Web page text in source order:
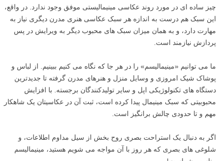
چیز ساده ای در مورد روند عکاسی مینیمالیستی موفق وجود ندارد. در واقع،
این سبک هم درست به اندازه هر سبک عکاسی هنری مدرن دیگری نیاز به
مهارت دارد، و به همان میزان سبک های محبوب دیگر به ویرایش در پس
پردازش نیازمند است.
ما می توانیم «مینیمالیسم» را در هر جا که نگاه می کنیم ببینیم. از لباس و
پوشاک شیک امروزی و وسایل منزل و هنرهای مدرن گرفته تا جدیدترین
دستگاه های تکنولوژیکی اپل و سایر تولیدکنندگان برجسته. با افزایش
محبوبیتی که سبک مینیمال پیدا کرده است، ثبت آن در عکاسیتان یک شاهکار
مهم و تا حدودی چالش برانگیز است.
اگر به دنبال یک استراحت بصری روح بخش از سیل مداوم اطلاعات، و
شلوغی های بصری که هر روز با آن مواجه می شویم هستید، مینیمالیسم